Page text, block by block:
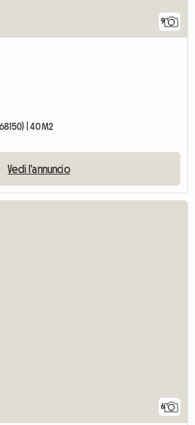
9
| 40 M2
Vedi l'annuncio
6